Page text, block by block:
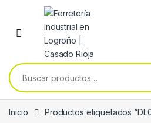
Skip to navigation
Skip to content
Buscar por:
Inicio Productos etiquetados